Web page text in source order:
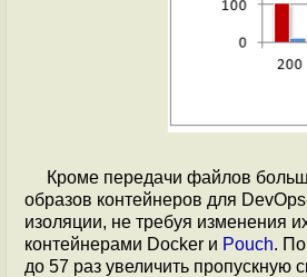
Кроме передачи файлов
образов контейнеров для
изоляции, не требуя изменения
контейнерами Docker и Pouch.
до 57 раз увеличить пропускную